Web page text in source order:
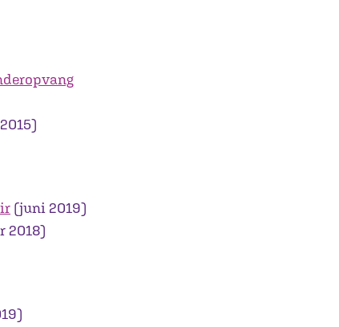
(juni 2019)
2018)